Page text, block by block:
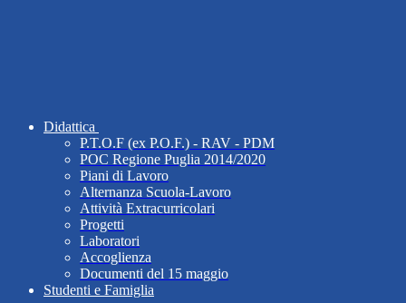
Didattica
P.T.O.F (ex P.O.F.) - RAV - PDM
POC Regione Puglia 2014/2020
Piani di Lavoro
Alternanza Scuola-Lavoro
Attività Extracurricolari
Progetti
Laboratori
Accoglienza
Documenti del 15 maggio
Studenti e Famiglia